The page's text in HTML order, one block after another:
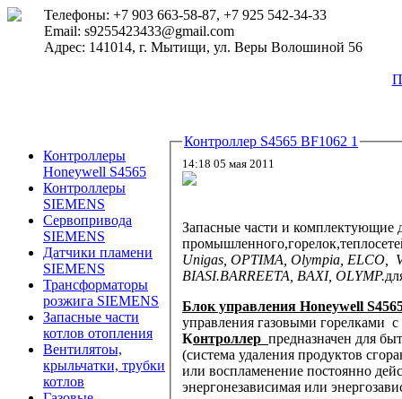
Телефоны: +7 903 663-58-87, +7 925 542-34-33
Email: s9255423433@gmail.com
Адрес: 141014, г. Мытищи, ул. Веры Волошиной 56
Контроллеры
Honeywell S4565
Контроллеры
SIEMENS
Сервопривода
SIEMENS
Датчики пламени
SIEMENS
Трансформаторы
розжига SIEMENS
Запасные части
котлов отопления
Вентилятоы,
крыльчатки, трубки
котлов
Контроллер S4565 BF1062 1
14:18 05 мая 2011
Запасные части и комплектующие
Unigas, OPTIMA, Olympia, ELCO,
BIASI.BARREETA, BAXI, OLYMP.
Блок управления Honeywell
управления газовыми горелками
Контроллер предназначен для
(система удаления продуктов
или воспламенение постоянно
энергонезависимая или